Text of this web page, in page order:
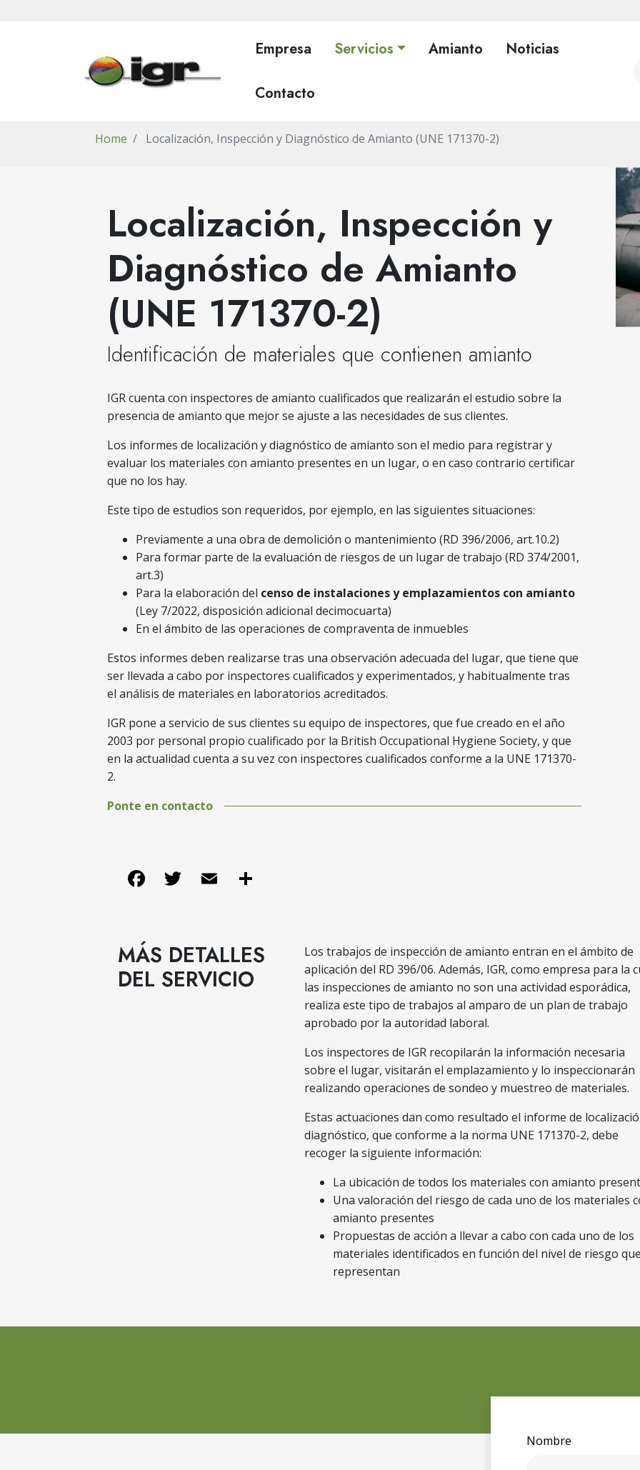
Empresa Servicios Amianto Noticias
Contacto
Home Localización, Inspección y Diagnóstico de Amianto (UNE 171370-2)
Localización, Inspección y
Diagnóstico de Amianto
(UNE 171370-2)
Identificación de materiales que contienen amianto
IGR cuenta con inspectores de amianto cualificados que realizarán el estudio sobre la
presencia de amianto que mejor se ajuste a las necesidades de sus clientes.
Los informes de localización y diagnóstico de amianto son el medio para registrar y
evaluar los materiales con amianto presentes en un lugar, o en caso contrario certificar
que no los hay.
Este tipo de estudios son requeridos, por ejemplo, en las siguientes situaciones:
Previamente a una obra de demolición o mantenimiento (RD 396/2006, art.10.2)
Para formar parte de la evaluación de riesgos de un lugar de trabajo (RD 374/2001,
art.3)
Para la elaboración del censo de instalaciones y emplazamientos con amianto
(Ley 7/2022, disposición adicional decimocuarta)
En el ámbito de las operaciones de compraventa de inmuebles
Estos informes deben realizarse tras una observación adecuada del lugar, que tiene que
ser llevada a cabo por inspectores cualificados y experimentados, y habitualmente tras
el análisis de materiales en laboratorios acreditados.
IGR pone a servicio de sus clientes su equipo de inspectores, que fue creado en el año
2003 por personal propio cualificado por la British Occupational Hygiene Society, y que
en la actualidad cuenta a su vez con inspectores cualificados conforme a la UNE 171370-
2.
Ponte en contacto
Facebook
TwitterEmailShare
MÁS DETALLES
DEL SERVICIO
Los trabajos de inspección de amianto entran en el ámbito de
aplicación del RD 396/06. Además, IGR, como empresa para la
las inspecciones de amianto no son una actividad esporádica,
realiza este tipo de trabajos al amparo de un plan de trabajo
aprobado por la autoridad laboral.
Los inspectores de IGR recopilarán la información necesaria
sobre el lugar, visitarán el emplazamiento y lo inspeccionarán
realizando operaciones de sondeo y muestreo de materiales.
Estas actuaciones dan como resultado el informe de
diagnóstico, que conforme a la norma UNE 171370-2, debe
recoger la siguiente información:
La ubicación de todos los materiales con amianto
Una valoración del riesgo de cada uno de los materiales
amianto presentes
Propuestas de acción a llevar a cabo con cada uno de los
materiales identificados en función del nivel de riesgo que
representan
Nombre